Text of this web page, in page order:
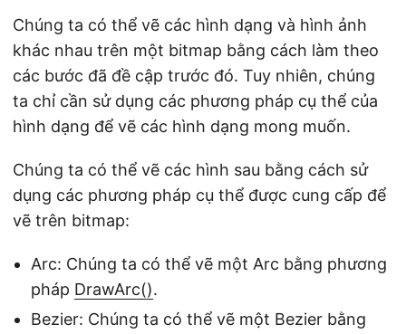
Chúng ta có thể vẽ các hình dạng và hình ảnh
khác nhau trên một bitmap bằng cách làm theo
các bước đã đề cập trước đó. Tuy nhiên, chúng
ta chỉ cần sử dụng các phương pháp cụ thể của
hình dạng để vẽ các hình dạng mong muốn.
Chúng ta có thể vẽ các hình sau bằng cách sử
dụng các phương pháp cụ thể được cung cấp để
vẽ trên bitmap:
Arc: Chúng ta có thể vẽ một Arc bằng phương
pháp DrawArc().
Bezier: Chúng ta có thể vẽ một Bezier bằng